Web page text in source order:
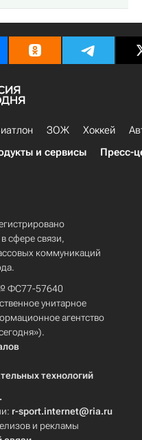
ЗОЖ Хоккей
и сервисы Пресс-
сфере связи,
коммуникаций
№ ФС77-57640
унитарное
агентство
технологий
r-sport.internet@ria.ru
и рекламы